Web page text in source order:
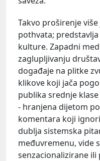
Takvo proširenje
pothvata;
kulture. Zapadni
zaglupljivanju
događaje na plitke
klikove koji jača
publika srednje
- hranjena dijetom
komentara koji
dublja sistemska
međuvremenu, vide
senzacionalizirane